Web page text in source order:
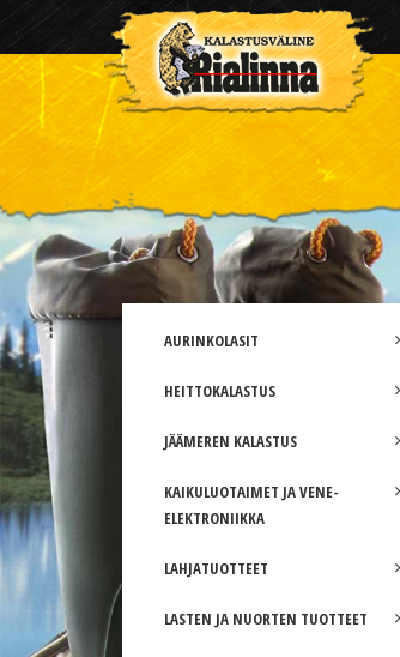
AURINKOLASIT
HEITTOKALASTUS
JÄÄMEREN KALASTUS
KAIKULUOTAIMET JA VENE-
ELEKTRONIIKKA
LAHJATUOTTEET
LASTEN JA NUORTEN TUOTTEET